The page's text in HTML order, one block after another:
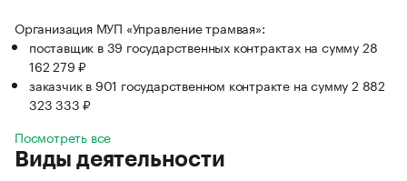
Организация МУП «Управление трамвая»:
поставщик в 39 государственных контрактах на сумму 28
162 279 ₽
заказчик в 901 государственном контракте на сумму 2 882
323 333 ₽
Посмотреть все
Виды деятельности